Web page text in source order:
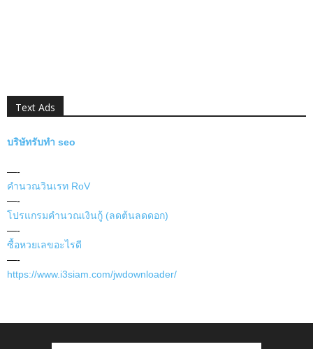
Text Ads
บริษัทรับทำ seo
—-
คำนวณวินเรท RoV
—-
โปรแกรมคำนวณเงินกู้ (ลดต้นลดดอก)
—-
ซื้อหวยเลขอะไรดี
—-
https://www.i3siam.com/jwdownloader/